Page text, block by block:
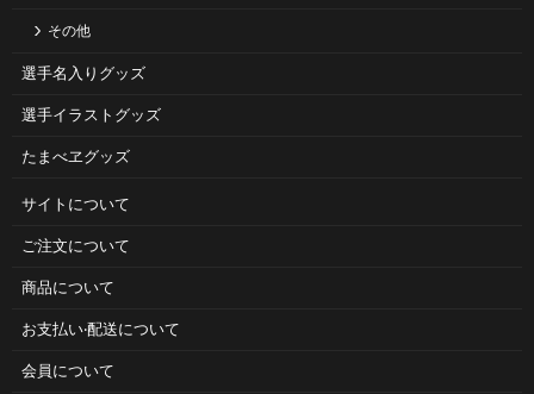
その他
選手名入りグッズ
選手イラストグッズ
たまべヱグッズ
サイトについて
ご注⽂について
商品について
お⽀払い‧配送について
会員について